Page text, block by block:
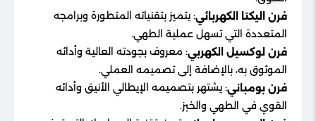
فرن اليكتا الكهربائي: يتميز بتقنياته المتطورة وبرامجه
المتعددة التي تسهل عملية الطهي.
فرن لوكسيل الكهربي: معروف بجودته العالية وأدائه
الموثوق به، بالإضافة إلى تصميمه العملي.
فرن بومباني: يشتهر بتصميمه الإيطالي الأنيق وأدائه
القوي في الطهي والخبز.